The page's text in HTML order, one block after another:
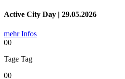
Active City Day | 29.05.2026
mehr Infos
00
Tage Tag
00